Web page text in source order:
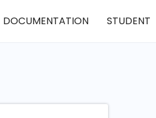
DOCUMENTATION STUDENT